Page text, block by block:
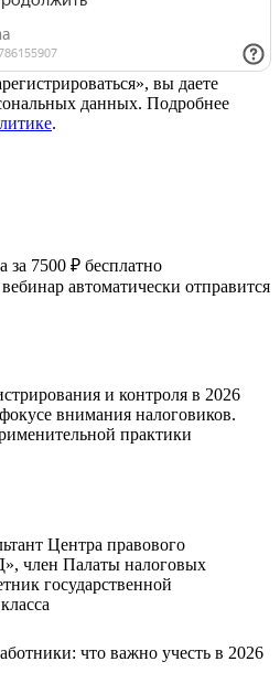
вы даете
данных. Подробнее
.
за 7500 ₽ бесплатно
автоматически отправится
и контроля в 2026
внимания налоговиков.
практики
Центра правового
член Палаты налоговых
государственной
что важно учесть в 2026